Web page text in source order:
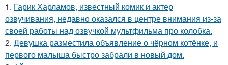
1. Гарик Харламов, известный комик и актер
озвучивания, недавно оказался в центре внимания из-за
своей работы над озвучкой мультфильма про колобка.
2. Девушка разместила объявление о чёрном котёнке, и
первого малыша быстро забрали в новый дом.